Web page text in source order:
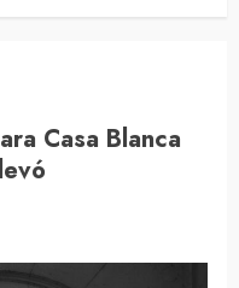
Casa Blanca